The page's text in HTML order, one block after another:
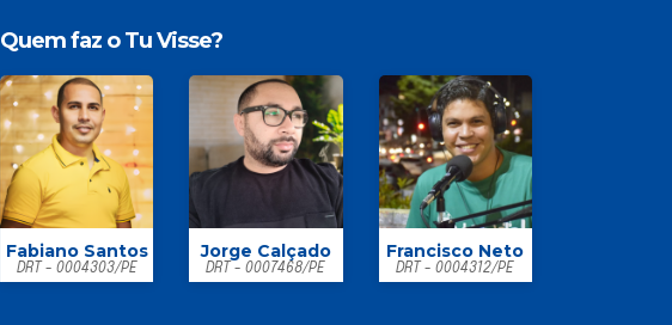
Quem faz o Tu Visse?
Fabiano Santos
DRT - 0004303/PE
Jorge Calçado
DRT - 0007468/PE
Francisco Neto
DRT - 0004312/PE